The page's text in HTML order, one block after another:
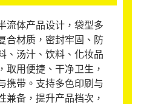
流体产品设计，袋型多
合材质，密封牢固、防
、汤汁、饮料、化妆品
取用便捷、干净卫生，
携带。支持多色印刷与
兼备，提升产品档次，